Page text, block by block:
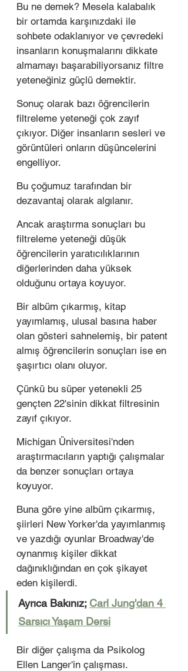
Bu ne demek? Mesela kalabalık
bir ortamda karşınızdaki ile
sohbete odaklanıyor ve çevredeki
insanların konuşmalarını dikkate
almamayı başarabiliyorsanız filtre
yeteneğiniz güçlü demektir.
Sonuç olarak bazı öğrencilerin
filtreleme yeteneği çok zayıf
çıkıyor. Diğer insanların sesleri ve
görüntüleri onların düşüncelerini
engelliyor.
Bu çoğumuz tarafından bir
dezavantaj olarak algılanır.
Ancak araştırma sonuçları bu
filtreleme yeteneği düşük
öğrencilerin yaratıcılıklarının
diğerlerinden daha yüksek
olduğunu ortaya koyuyor.
Bir albüm çıkarmış, kitap
yayımlamış, ulusal basına haber
olan gösteri sahnelemiş, bir patent
almış öğrencilerin sonuçları ise en
şaşırtıcı olanı oluyor.
Çünkü bu süper yetenekli 25
gençten 22'sinin dikkat filtresinin
zayıf çıkıyor.
Michigan Üniversitesi'nden
araştırmacıların yaptığı çalışmalar
da benzer sonuçları ortaya
koyuyor.
Buna göre yine albüm çıkarmış,
şiirleri New Yorker'da yayımlanmış
ve yazdığı oyunlar Broadway'de
oynanmış kişiler dikkat
dağınıklığından en çok şikayet
eden kişilerdi.
Ayrıca Bakınız; Carl Jung'dan 4
Sarsıcı Yaşam Dersi
Bir diğer çalışma da Psikolog
Ellen Langer'in çalışması.